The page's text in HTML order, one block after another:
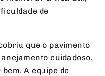
de
que o pavimento
cuidadoso.
A equipe de